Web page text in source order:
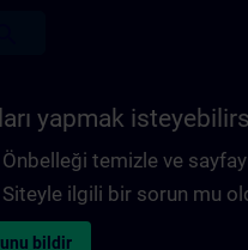
yapmak
Önbelleği temizle ve
Siteyle ilgili bir sorun mu
bildir